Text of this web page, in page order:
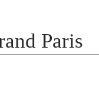
Paris